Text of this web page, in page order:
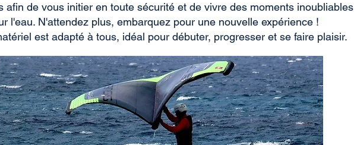
afin de vous initier en toute sécurité et de vivre des moments inoubliables
l'eau. N'attendez plus, embarquez pour une nouvelle expérience !
est adapté à tous, idéal pour débuter, progresser et se faire plaisir.